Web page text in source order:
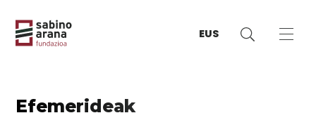
EUS
Efemerideak